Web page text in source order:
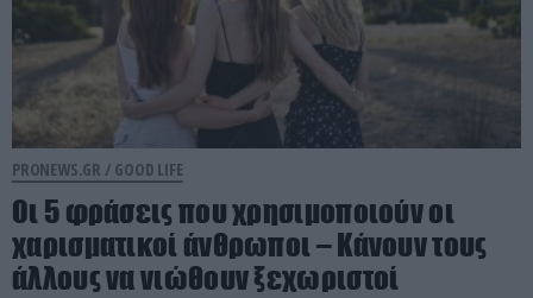
PRONEWS.GR / GOOD LIFE
Οι 5 φράσεις που χρησιμοποιούν οι
χαρισματικοί άνθρωποι – Κάνουν τους
άλλους να νιώθουν ξεχωριστοί